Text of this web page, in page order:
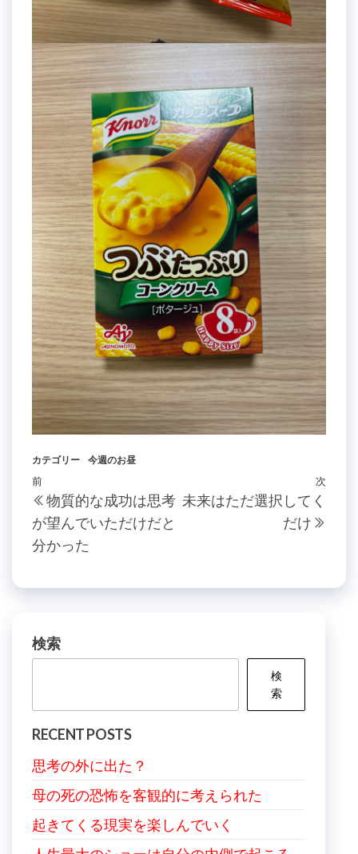
カテゴリー 今週のお昼
投
稿
ナ
ゲ
シ
ョ
過
去
の
投
前
物質的な成功は思考
が望んでいただけだと
分かった
次
次
未来はただ選択してく
だけ
検索
検
索
RECENT POSTS
思考の外に出た？
母の死の恐怖を客観的に考えられた
起きてくる現実を楽しんでいく